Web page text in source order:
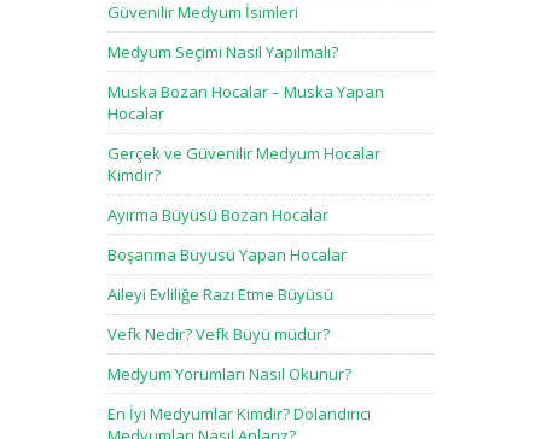
Güvenilir Medyum İsimleri
Medyum Seçimi Nasıl Yapılmalı?
Muska Bozan Hocalar – Muska Yapan
Hocalar
Gerçek ve Güvenilir Medyum Hocalar
Kimdir?
Ayırma Büyüsü Bozan Hocalar
Boşanma Büyüsü Yapan Hocalar
Aileyi Evliliğe Razı Etme Büyüsü
Vefk Nedir? Vefk Büyü müdür?
Medyum Yorumları Nasıl Okunur?
En İyi Medyumlar Kimdir? Dolandırıcı